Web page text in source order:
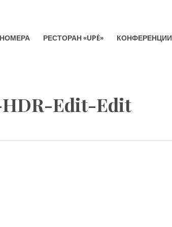
VILNIA
НОМЕРА РЕСТОРАН «UPĖ» КОНФЕРЕНЦИИ
Edit-Edit